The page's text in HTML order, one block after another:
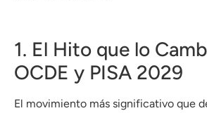
1. El Hito que lo
OCDE y PISA 2029
El movimiento más significativo que